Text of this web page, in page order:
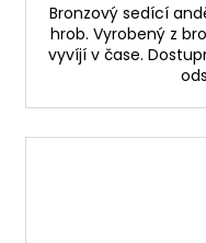
Bronzový sedící
hrob. Vyrobený z
vyvíjí v čase.